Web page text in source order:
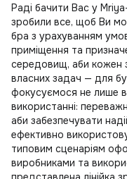
Раді бачити Вас у
зробили все, щоб Ви
бра з урахуванням
приміщення та
середовищ, аби кожен
власних задач — для
фокусуємося не лише
використанні:
аби забезпечувати
ефективно
типовим сценаріям
виробниками та